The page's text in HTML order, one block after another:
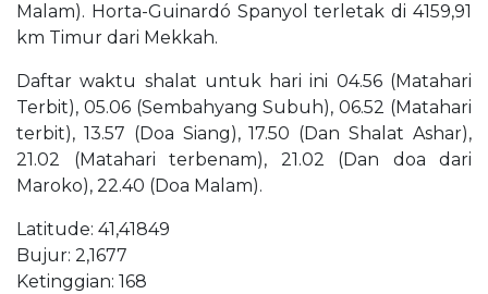
Malam). Horta-Guinardó Spanyol terletak di 4159,91
km Timur dari Mekkah.
Daftar waktu shalat untuk hari ini 04.56 (Matahari
Terbit), 05.06 (Sembahyang Subuh), 06.52 (Matahari
terbit), 13.57 (Doa Siang), 17.50 (Dan Shalat Ashar),
21.02 (Matahari terbenam), 21.02 (Dan doa dari
Maroko), 22.40 (Doa Malam).
Latitude: 41,41849
Bujur: 2,1677
Ketinggian: 168